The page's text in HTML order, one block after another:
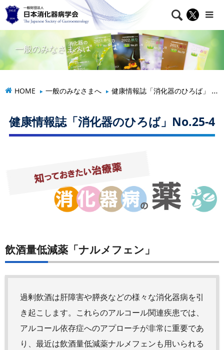

一般のみなさまへ
HOME 一般のみなさまへ 健康情報誌「消化器のひろば」
健康情報誌「消化器のひろば」No.25-4
飲酒量低減薬「ナルメフェン」
過剰飲酒は肝障害や膵炎などの様々な消化器病を引
き起こします。これらのアルコール関連疾患では、
アルコール依存症へのアプローチが非常に重要であ
り、最近は飲酒量低減薬ナルメフェンも用いられる